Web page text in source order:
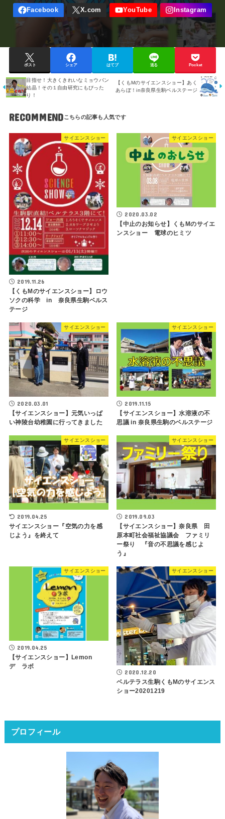
ポスト シェア はてブ 送る Pocket
目指せ！大きくきれいなミョウバン
結晶！その１自由研究にもぴった
り！
【くもMのサイエンスショー】あく
あらぼ！in奈良県生駒ベルステージ
RECOMMEND
サイエンスショー
2019.11.26
【くもMのサイエンスショー】ロウ
ソクの科学 in 奈良県生駒ベルス
テージ
サイエンスショー
2020.03.02
【中止のお知らせ】くもMのサイエ
ンスショー 電球のヒミツ
サイエンスショー
2020.03.01
【サイエンスショー】元気いっぱ
い神陵台幼稚園に行ってきました
サイエンスショー
2019.11.15
【サイエンスショー】水溶液の不
思議 in 奈良県生駒のベルステージ
サイエンスショー
2019.04.25
サイエンスショー『空気の力を感
じよう』を終えて
サイエンスショー
2019.09.03
【サイエンスショー】奈良県 田
原本町社会福祉協議会 ファミリ
ー祭り 『音の不思議を感じよ
う』
サイエンスショー
2019.04.25
【サイエンスショー】Lemon
デ ラボ
サイエンスショー
2020.12.20
ベルテラス生駒くもMのサイエンス
ショー20201219
プロフィール